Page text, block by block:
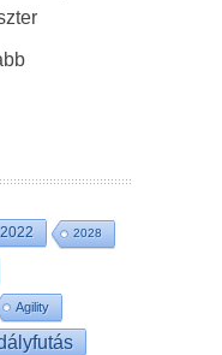
2022 2028
Agility